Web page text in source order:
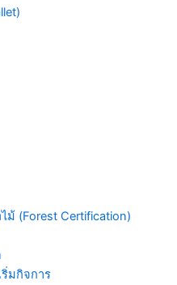
ม้ (Forest Certification)
มกิจการ